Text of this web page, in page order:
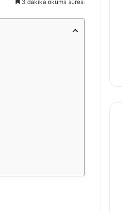
3 dakika okuma süresi